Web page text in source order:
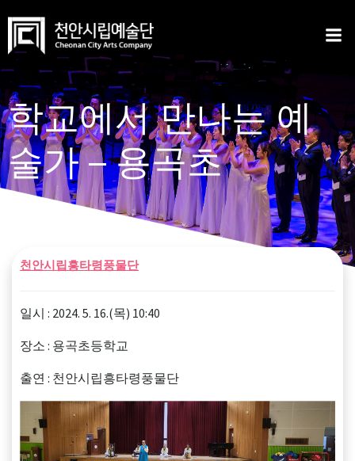
content
학교에서 만나는 예
술가 – 용곡초
천안시립흥타령풍물단
일시 : 2024. 5. 16.(목) 10:40
장소 : 용곡초등학교
출연 : 천안시립흥타령풍물단